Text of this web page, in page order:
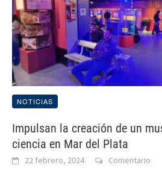
NOTICIAS
Impulsan la creación de un
ciencia en Mar del Plata
22 febrero, 2024 Comentario